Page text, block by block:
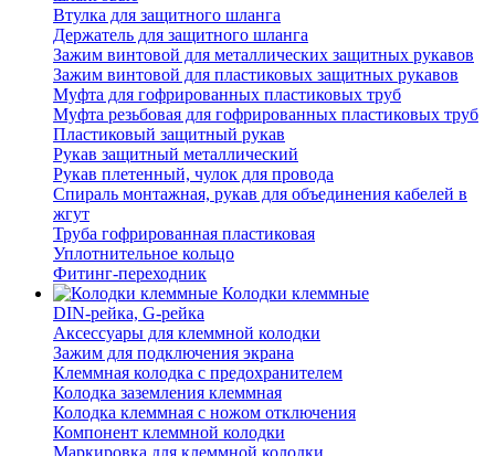
Втулка для защитного шланга
Держатель для защитного шланга
Зажим винтовой для металлических защитных рукавов
Зажим винтовой для пластиковых защитных рукавов
Муфта для гофрированных пластиковых труб
Муфта резьбовая для гофрированных пластиковых труб
Пластиковый защитный рукав
Рукав защитный металлический
Рукав плетенный, чулок для провода
Спираль монтажная, рукав для объединения кабелей в
жгут
Труба гофрированная пластиковая
Уплотнительное кольцо
Фитинг-переходник
Колодки клеммные
DIN-рейка, G-рейка
Аксессуары для клеммной колодки
Зажим для подключения экрана
Клеммная колодка с предохранителем
Колодка заземления клеммная
Колодка клеммная с ножом отключения
Компонент клеммной колодки
Маркировка для клеммной колодки